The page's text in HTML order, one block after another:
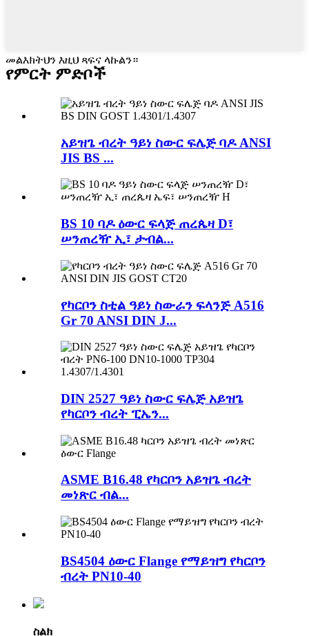
መልእክትህን እዚህ ጻፍና ላኩልን።
የምርት ምድቦች
አይዝጌ ብረት ዓይነ ስውር ፍሌጅ ባዶ ANSI
JIS BS ...
BS 10 ባዶ ዕውር ፍላጅ ጠረጴዛ D፣
ሠንጠረዥ ኢ፣ ታብል...
የካርቦን ስቲል ዓይነ ስውራን ፍላንጅ A516
Gr 70 ANSI DIN J...
DIN 2527 ዓይነ ስውር ፍሌጅ አይዝጌ
የካርቦን ብረት ፒኤን...
ASME B16.48 የካርቦን አይዝጌ ብረት
መነጽር ብል...
BS4504 ዕውር Flange የማይዝግ የካርቦን
ብረት PN10-40
ስልክ